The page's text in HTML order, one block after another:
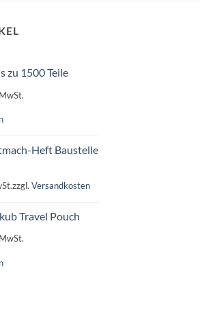
zu 1500 Teile
Heft Baustelle
zzgl. Versandkosten
Travel Pouch